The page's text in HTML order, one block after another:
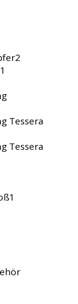
2
1
Tessera
Tessera
1